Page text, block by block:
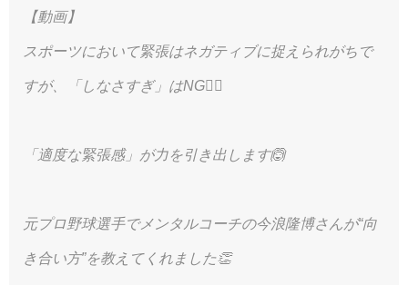
【動画】
スポーツにおいて緊張はネガティブに捉えられがちで
すが、「しなさすぎ」はNG🙅‍♂️
「適度な緊張感」が力を引き出します🙆
元プロ野球選手でメンタルコーチの今浪隆博さんが“向
き合い方”を教えてくれました👏